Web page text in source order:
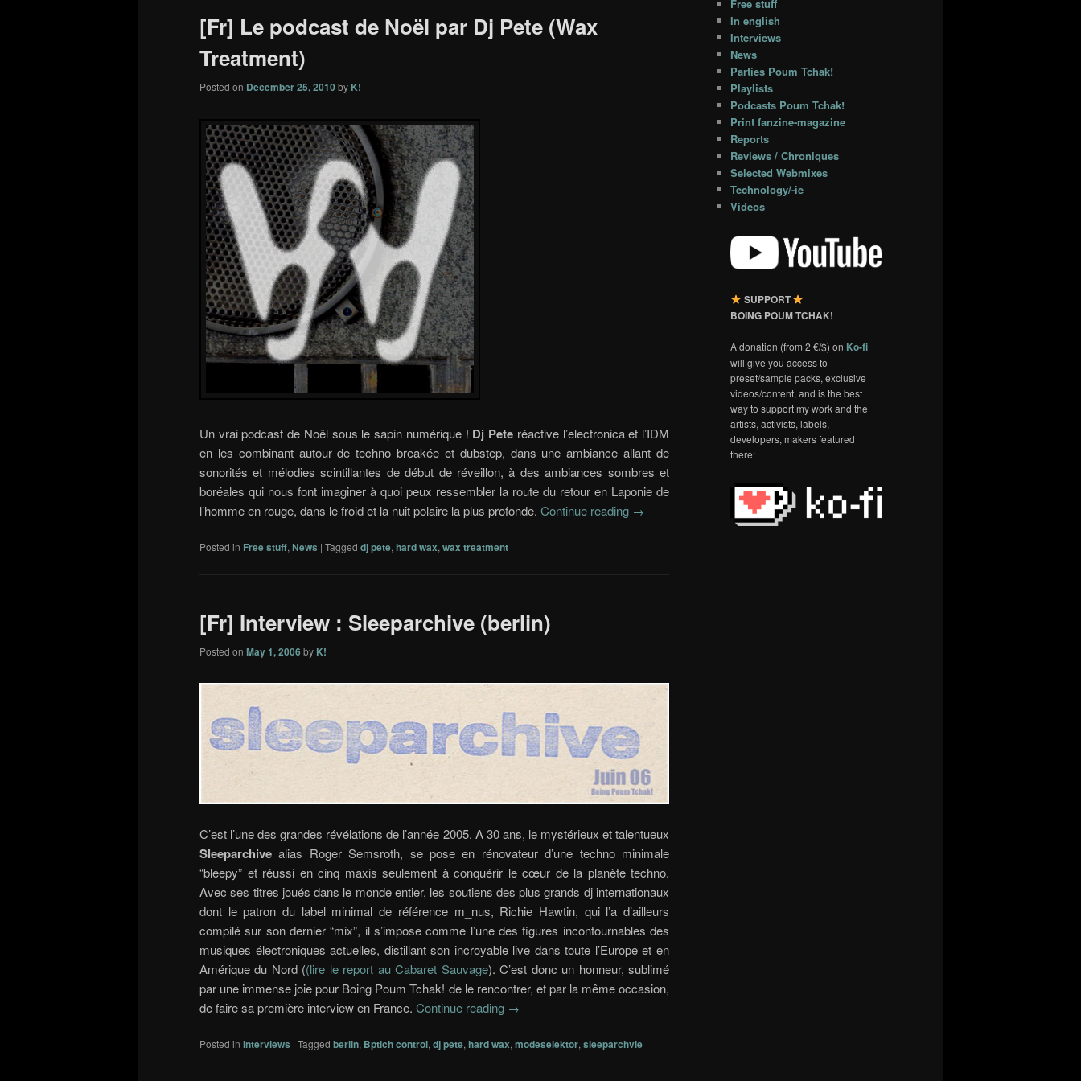
[Fr] Le podcast de Noël par Dj Pete (Wax
Treatment)
Posted on December 25, 2010 by K!
Un vrai podcast de Noël sous le sapin numérique ! Dj Pete réactive l’electronica et l’IDM
en les combinant autour de techno breakée et dubstep, dans une ambiance allant de
sonorités et mélodies scintillantes de début de réveillon, à des ambiances sombres et
boréales qui nous font imaginer à quoi peux ressembler la route du retour en Laponie de
l’homme en rouge, dans le froid et la nuit polaire la plus profonde. Continue reading →
Posted in Free stuff, News | Tagged dj pete, hard wax, wax treatment
[Fr] Interview : Sleeparchive (berlin)
Posted on May 1, 2006 by K!
C’est l’une des grandes révélations de l’année 2005. A 30 ans, le mystérieux et talentueux
Sleeparchive alias Roger Semsroth, se pose en rénovateur d’une techno minimale
“bleepy” et réussi en cinq maxis seulement à conquérir le cœur de la planète techno.
Avec ses titres joués dans le monde entier, les soutiens des plus grands dj internationaux
dont le patron du label minimal de référence m_nus, Richie Hawtin, qui l’a d’ailleurs
compilé sur son dernier “mix”, il s’impose comme l’une des figures incontournables des
musiques électroniques actuelles, distillant son incroyable live dans toute l’Europe et en
Amérique du Nord ((lire le report au Cabaret Sauvage). C’est donc un honneur, sublimé
par une immense joie pour Boing Poum Tchak! de le rencontrer, et par la même occasion,
de faire sa première interview en France. Continue reading →
Posted in Interviews | Tagged berlin, Bptich control, dj pete, hard wax, modeselektor, sleeparchvie
Free stuff
In english
Interviews
News
Parties Poum Tchak!
Playlists
Podcasts Poum Tchak!
Print fanzine-magazine
Reports
Reviews / Chroniques
Selected Webmixes
Technology/-ie
Videos
SUPPORT
BOING POUM TCHAK!
A donation (from 2 €/$) on Ko-fi
will give you access to
preset/sample packs, exclusive
videos/content, and is the best
way to support my work and the
artists, activists, labels,
developers, makers featured
there: